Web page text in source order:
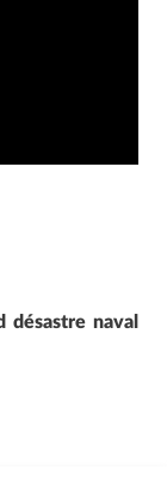
désastre naval